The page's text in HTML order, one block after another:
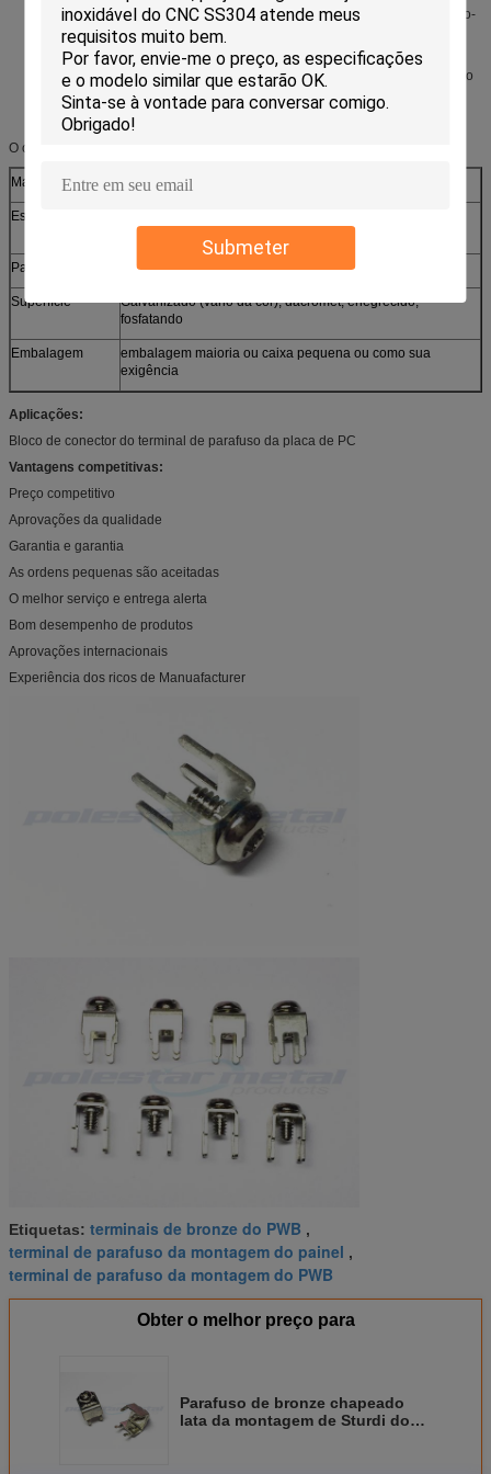
Submeter
Aceita o fio contínuo ou encalhado Calibre de diâmetro de fios 14-22, friso-
tipo terminais ou
Serido idealmente para o empacotamento high-density
Estas fácil-à-montagem, tipo de múltiplos propósitos terminais do parafuso
são uma alternativa prática, barata ao tipo conectores do parafuso do PC
de borda, uns blocos da barreira, umas placas terminais e umas tiras
terminais.
O outro serviço feito sob encomenda:
Matéria prima Cobre do steel& do carbono, de aço inoxidável
Especificações
cliente
Padrão ISO, RUÍDO, ANSI, JIS, BS, não padronizadas
Superfície
Galvanizado (vário da cor), dacromet, enegrecido,
fosfatando
Embalagem
embalagem maioria ou caixa pequena ou como sua
exigência
Aplicações:
Bloco de conector do terminal de parafuso da placa de PC
Vantagens competitivas:
Preço competitivo
Aprovações da qualidade
Garantia e garantia
As ordens pequenas são aceitadas
O melhor serviço e entrega alerta
Bom desempenho de produtos
Aprovações internacionais
Experiência dos ricos de Manuafacturer
Etiquetas: terminais de bronze do PWB ,
terminal de parafuso da montagem do painel ,
terminal de parafuso da montagem do PWB
Obter o melhor preço para
Parafuso de bronze chapeado
lata da montagem de Sturdi do